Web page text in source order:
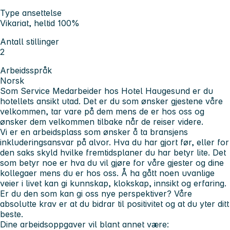
Type ansettelse
Vikariat, heltid 100%
Antall stillinger
2
Arbeidsspråk
Norsk
Som Service Medarbeider hos Hotel Haugesund er du
hotellets ansikt utad. Det er du som ønsker gjestene våre
velkommen, tar vare på dem mens de er hos oss og
ønsker dem velkommen tilbake når de reiser videre.
Vi er en arbeidsplass som ønsker å ta bransjens
inkluderingsansvar på alvor. Hva du har gjort før, eller for
den saks skyld hvilke fremtidsplaner du har betyr lite. Det
som betyr noe er hva du vil gjøre for våre gjester og dine
kollegaer mens du er hos oss. Å ha gått noen uvanlige
veier i livet kan gi kunnskap, klokskap, innsikt og erfaring.
Er du den som kan gi oss nye perspektiver? Våre
absolutte krav er at du bidrar til positivitet og at du yter ditt
beste.
Dine arbeidsoppgaver vil blant annet være: